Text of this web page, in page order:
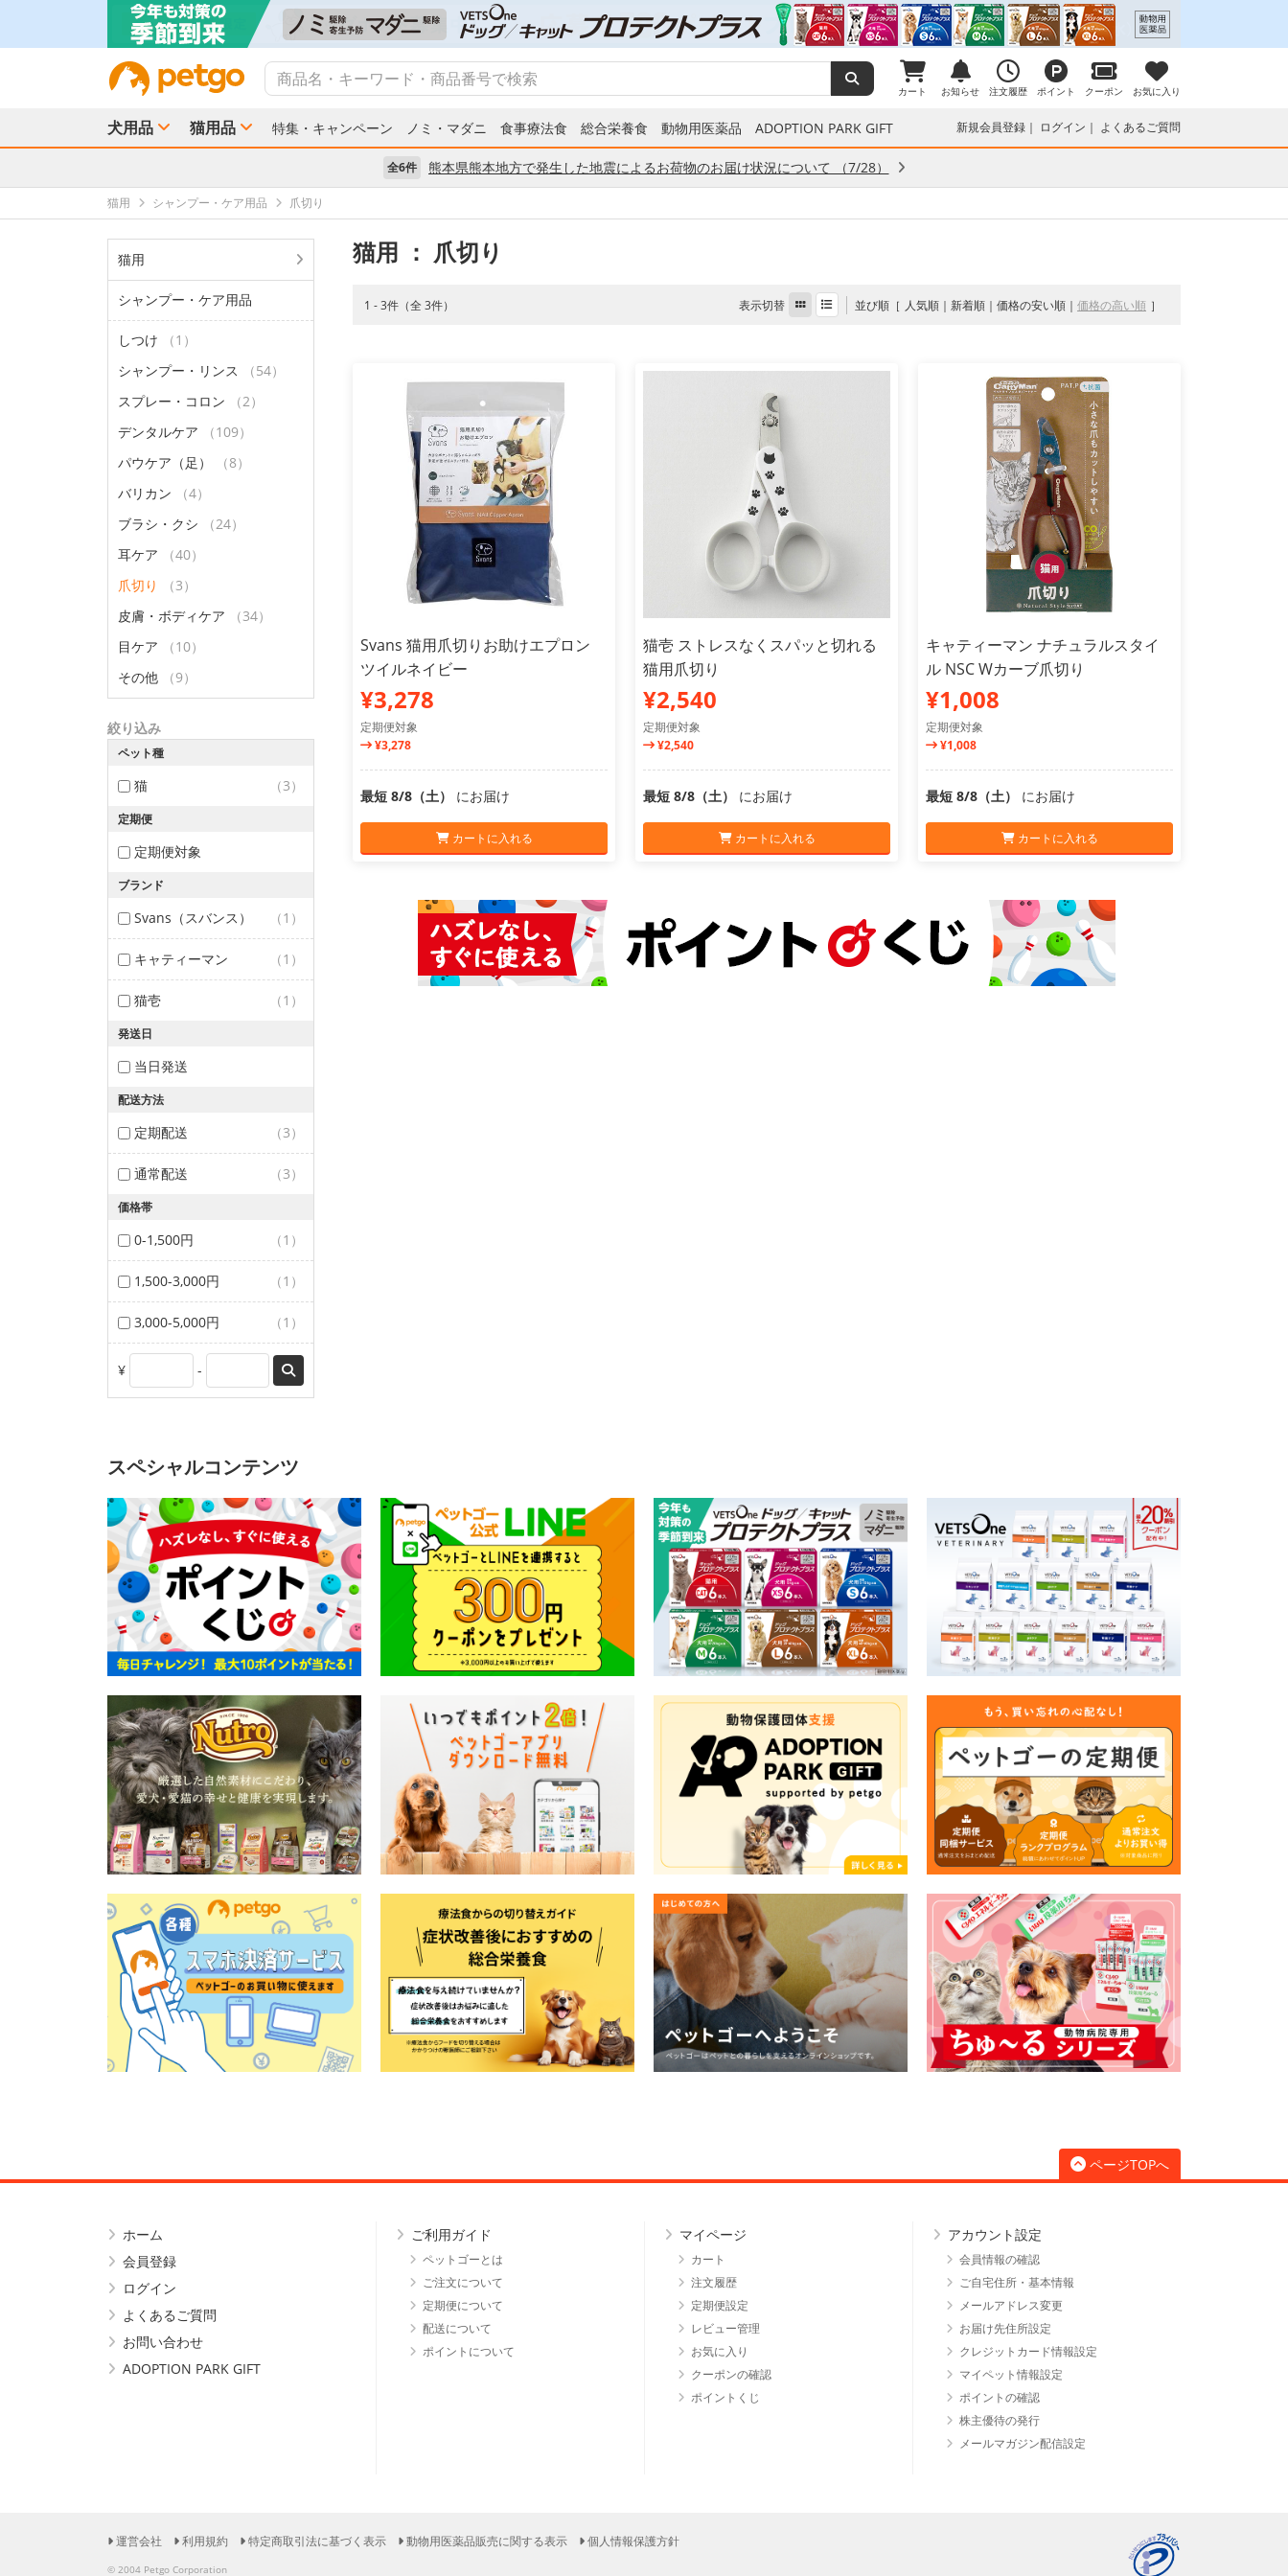
カート お知らせ 注文履歴 ポイント クーポン お気に入り
犬用品 猫用品 特集・キャンペーン ノミ・マダニ 食事療法食 総合栄養食 動物用医薬品 ADOPTION PARK GIFT 新規会員登録 ログイン よくあるご質問
全6件 熊本県熊本地方で発生した地震によるお荷物のお届け状況について （7/28）
猫用 シャンプー・ケア用品 爪切り
猫用
シャンプー・ケア用品
しつけ
（1）
シャンプー・リンス
（54）
スプレー・コロン
（2）
デンタルケア
（109）
パウケア（足）
（8）
バリカン
（4）
ブラシ・クシ
（24）
耳ケア
（40）
爪切り
（3）
皮膚・ボディケア
（34）
目ケア
（10）
その他
（9）
絞り込み
ペット種
猫 （3）
定期便
定期便対象
ブランド
Svans（スバンス） （1）
キャティーマン （1）
猫壱 （1）
発送日
当日発送
配送方法
定期配送 （3）
通常配送 （3）
価格帯
0-1,500円 （1）
1,500-3,000円 （1）
3,000-5,000円 （1）
¥ -
猫用 ： 爪切り
1 - 3件（全 3件） 表示切替 並び順 人気順 新着順 価格の安い順 価格の高い順
Svans 猫用爪切りお助けエプロン
ツイルネイビー
¥3,278
定期便対象
¥3,278
最短 8/8（土） にお届け
カートに入れる
猫壱 ストレスなくスパッと切れる
猫用爪切り
¥2,540
定期便対象
¥2,540
最短 8/8（土） にお届け
カートに入れる
キャティーマン ナチュラルスタイ
ル NSC Wカーブ爪切り
¥1,008
定期便対象
¥1,008
最短 8/8（土） にお届け
カートに入れる
スペシャルコンテンツ
ページTOPへ
ホーム
会員登録
ログイン
よくあるご質問
お問い合わせ
ADOPTION PARK GIFT
ご利用ガイド
ペットゴーとは
ご注文について
定期便について
配送について
ポイントについて
マイページ
カート
注文履歴
定期便設定
レビュー管理
お気に入り
クーポンの確認
ポイントくじ
アカウント設定
会員情報の確認
ご自宅住所・基本情報
メールアドレス変更
お届け先住所設定
クレジットカード情報設定
マイペット情報設定
ポイントの確認
株主優待の発行
メールマガジン配信設定
運営会社 利用規約 特定商取引法に基づく表示 動物用医薬品販売に関する表示 個人情報保護方針
© 2004 Petgo Corporation